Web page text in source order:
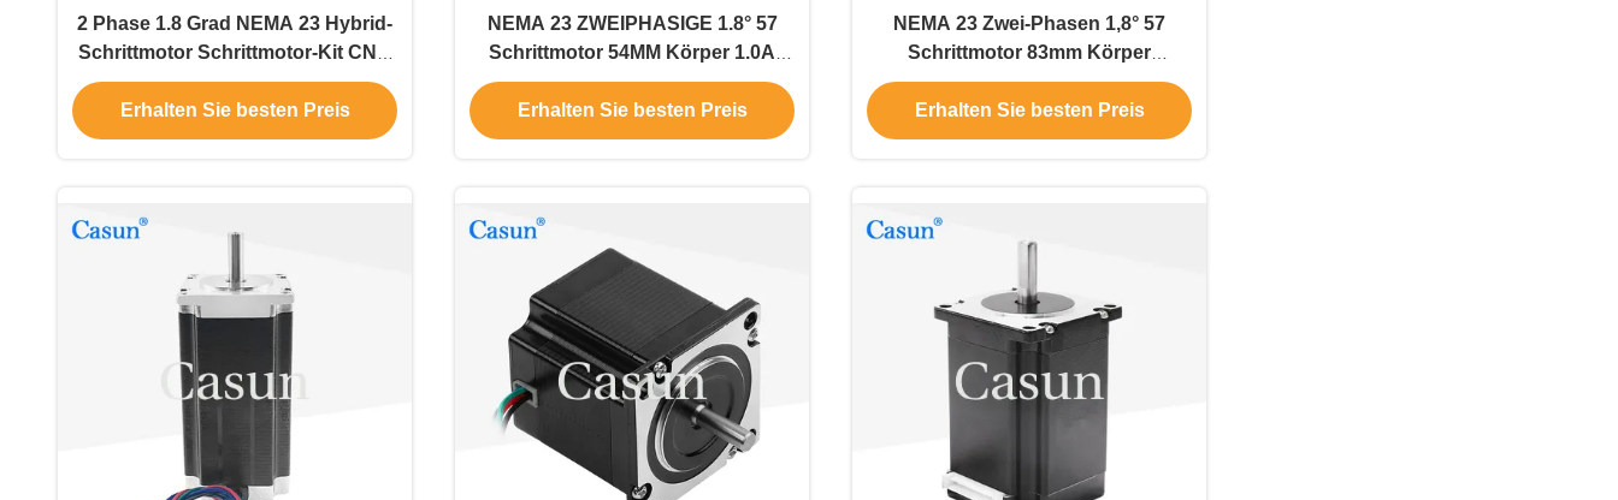
2 Phase 1.8 Grad NEMA 23 Hybrid-
Schrittmotor Schrittmotor-Kit CNC
mit CE
Erhalten Sie besten Preis
NEMA 23 ZWEIPHASIGE 1.8° 57
Schrittmotor 54MM Körper 1.0A
Druckmaschine
Erhalten Sie besten Preis
NEMA 23 Zwei-Phasen 1,8° 57
Schrittmotor 83mm Körper
Hochdrehmoment 2,8A für
Textilmaschine
Erhalten Sie besten Preis